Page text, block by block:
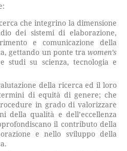
che integrino la dimensione
dei sistemi di elaborazione,
e comunicazione della
gettando un ponte trawomen’s
e studi su scienza, tecnologia e
della ricerca ed il loro
di equità di genere; che
in grado di valorizzare
della qualità e dell’eccellenza
il contributo della
e nello sviluppo della